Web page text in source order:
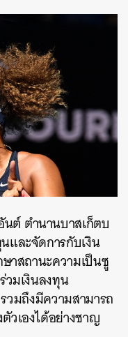
นต์ ตำนานบาสเก็ตบ
และจัดการกับเงิน
ษาสถานะความเป็นซู
วมเงินลงทุน
วมถึงมีความสามารถ
วเองได้อย่างชาญ